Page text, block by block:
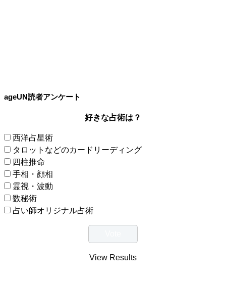
ageUN読者アンケート
好きな占術は？
西洋占星術
タロットなどのカードリーディング
四柱推命
手相・顔相
霊視・波動
数秘術
占い師オリジナル占術
View Results